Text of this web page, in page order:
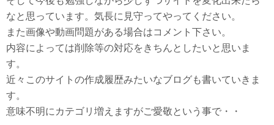
なと思っています。気長に見守ってやってください。
また画像や動画問題がある場合はコメント下さい。
内容によっては削除等の対応をきちんとしたいと思いま
す。
近々このサイトの作成履歴みたいなブログも書いていきま
す。
意味不明にカテゴリ増えますがご愛敬という事で・・